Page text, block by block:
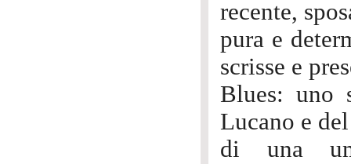
recente,
pura e
scrisse e
Blues: uno
Lucano e
di una